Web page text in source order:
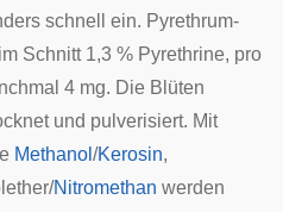
schnell ein. Pyrethrum-
Schnitt 1,3 % Pyrethrine, pro
4 mg. Die Blüten
und pulverisiert. Mit
Methanol /Kerosin,
Nitromethan werden